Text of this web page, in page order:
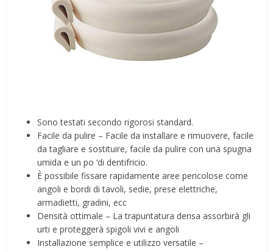
Sono testati secondo rigorosi standard.
Facile da pulire – Facile da installare e rimuovere, facile
da tagliare e sostituire, facile da pulire con una spugna
umida e un po ‘di dentifricio.
È possibile fissare rapidamente aree pericolose come
angoli e bordi di tavoli, sedie, prese elettriche,
armadietti, gradini, ecc
Densità ottimale – La trapuntatura densa assorbirà gli
urti e proteggerà spigoli vivi e angoli
Installazione semplice e utilizzo versatile –